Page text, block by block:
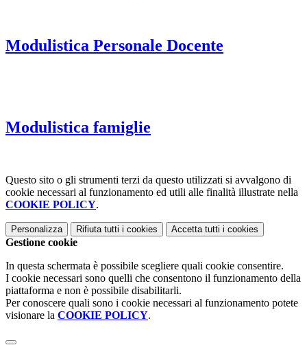
Modulistica Personale Docente
Modulistica famiglie
Questo sito o gli strumenti terzi da questo utilizzati si avvalgono di
cookie necessari al funzionamento ed utili alle finalità illustrate nella
COOKIE POLICY.
Personalizza Rifiuta tutti i cookies Accetta tutti i cookies
Gestione cookie
In questa schermata è possibile scegliere quali cookie consentire.
I cookie necessari sono quelli che consentono il funzionamento della
piattaforma e non è possibile disabilitarli.
Per conoscere quali sono i cookie necessari al funzionamento potete
visionare la COOKIE POLICY.